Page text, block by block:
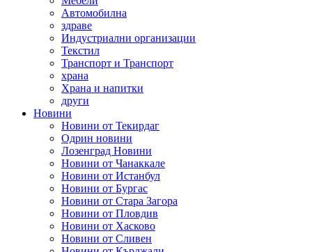
Автомобилна
здраве
Индустриални организации
Текстил
Транспорт и Транспорт
храна
Храна и напитки
други
Новини
Новини от Текирдаг
Одрин новини
Лозенград Новини
Новини от Чанаккале
Новини от Истанбул
Новини от Бургас
Новини от Стара Загора
Новини от Пловдив
Новини от Хасково
Новини от Сливен